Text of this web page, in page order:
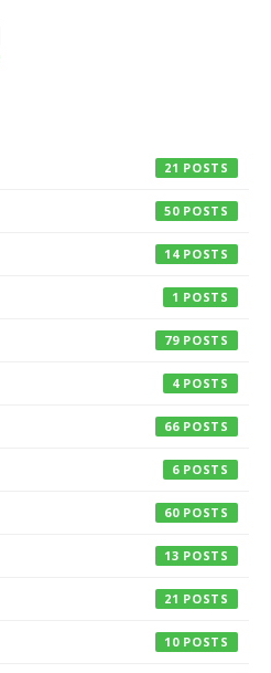
21
50
14
1
79
4
66
6
60
13
21
10